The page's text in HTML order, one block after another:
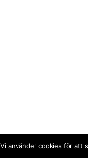
Vi använder cookies för att